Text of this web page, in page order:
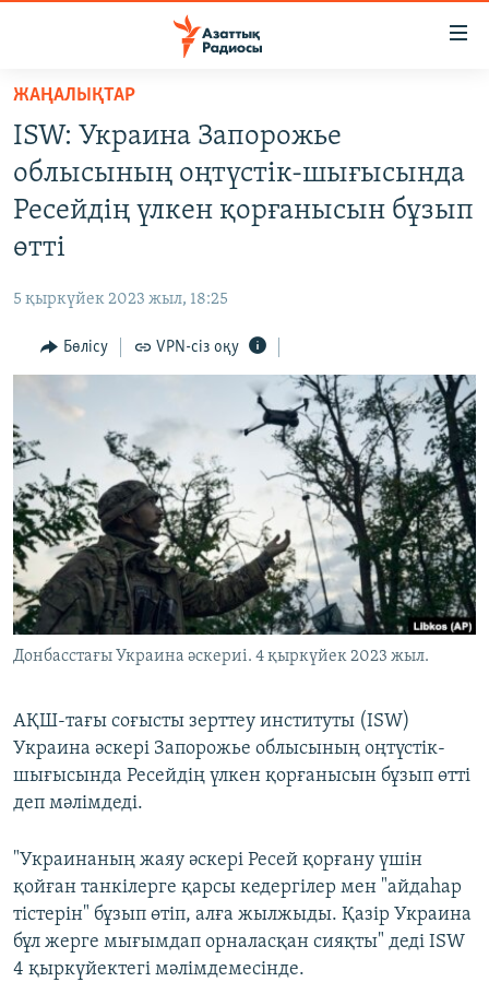
Skip
main
content
Skip
to
main
Skip
Search
САЯСАТ
AZATTYQTV
ҚАҢТАР ОҚИҒАСЫ
ӘЛЕУМЕТ
ӘЛЕМ
АРНАЙЫ ЖОБАЛАР
Русский
ЖАЗЫЛЫҢЫЗ
Басқа тілдерде
ЖАҢАЛЫҚТАР
ISW: Украина Запорожье
облысының оңтүстік-шығысында
Ресейдің үлкен қорғанысын бұзып
өтті
5 қыркүйек 2023 жыл, 18:25
Бөлісу VPN-сіз оқу
Донбасстағы Украина әскериі. 4 қыркүйек 2023 жыл.
АҚШ-тағы соғысты зерттеу институты (ISW)
Украина әскері Запорожье облысының оңтүстік-
шығысында Ресейдің үлкен қорғанысын бұзып өтті
деп мәлімдеді.
"Украинаның жаяу әскері Ресей қорғану үшін
қойған танкілерге қарсы кедергілер мен "айдаһар
тістерін" бұзып өтіп, алға жылжыды. Қазір Украина
бұл жерге мығымдап орналасқан сияқты" деді ISW
4 қыркүйектегі мәлімдемесінде.